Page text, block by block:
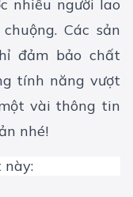
nhiều người lao
Các sản
đảm bảo chất
tính năng vượt
vài thông tin
nhé!
này: